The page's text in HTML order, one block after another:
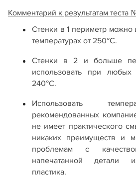
Комментарий к результатам теста
Стенки в 1 периметр можно
температурах от 250°С.
Стенки в 2 и больше
использовать при любых
240°С.
Использовать
рекомендованных
не имеет практического
никаких преимуществ и
проблемам с
напечатанной детали
пластика.